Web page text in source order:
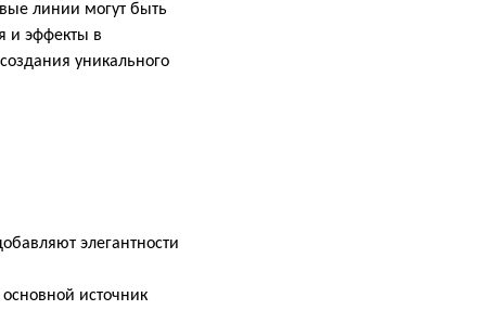
линии могут быть
и эффекты в
уникального
элегантности
источник